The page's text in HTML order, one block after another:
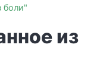
боли"
из